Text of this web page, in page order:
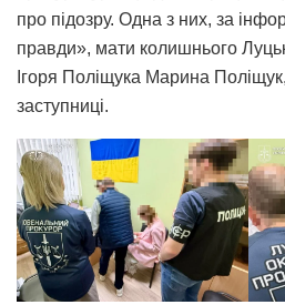
про підозру. Одна з них, за
правди», мати колишнього
Ігоря Поліщука Марина
заступниці.